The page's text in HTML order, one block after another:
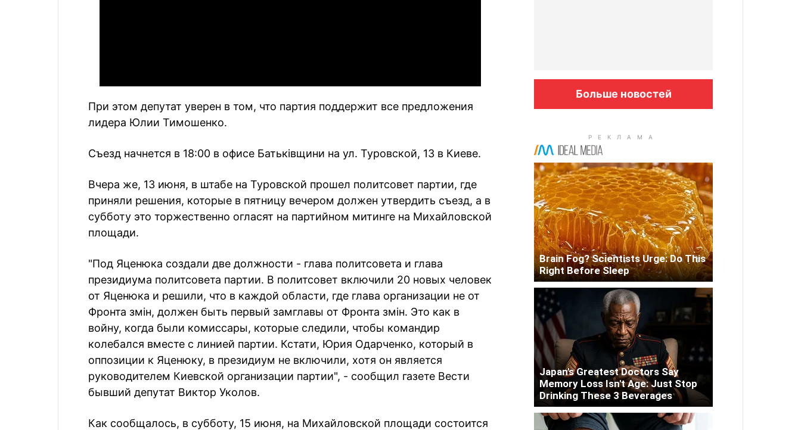
При этом депутат уверен в том, что партия поддержит все предложения
лидера Юлии Тимошенко.
Съезд начнется в 18:00 в офисе Батьківщини на ул. Туровской, 13 в Киеве.
Вчера же, 13 июня, в штабе на Туровской прошел политсовет партии, где
приняли решения, которые в пятницу вечером должен утвердить съезд, а в
субботу это торжественно огласят на партийном митинге на Михайловской
площади.
"Под Яценюка создали две должности - глава политсовета и глава
президиума политсовета партии. В политсовет включили 20 новых человек
от Яценюка и решили, что в каждой области, где глава организации не от
Фронта змін, должен быть первый замглавы от Фронта змін. Это как в
войну, когда были комиссары, которые следили, чтобы командир
колебался вместе с линией партии. Кстати, Юрия Одарченко, который в
оппозиции к Яценюку, в президиум не включили, хотя он является
руководителем Киевской организации партии", - сообщил газете Вести
бывший депутат Виктор Уколов.
Как сообщалось, в субботу, 15 июня, на Михайловской площади состоится
Больше новостей